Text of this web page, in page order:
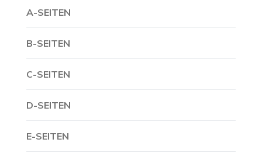
A-SEITEN
B-SEITEN
C-SEITEN
D-SEITEN
E-SEITEN